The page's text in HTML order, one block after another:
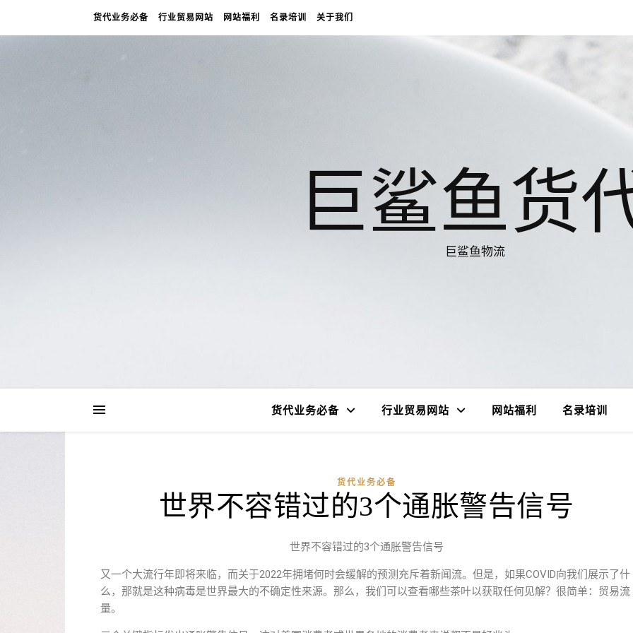
货代业务必备 行业贸易网站 网站福利 名录培训 关于我们
巨鲨鱼货
巨鲨鱼物流
货代业务必备 行业贸易网站 网站福利 名录培训
货代业务必备
世界不容错过的3个通胀警告信号
世界不容错过的3个通胀警告信号
又一个大流行年即将来临，而关于2022年拥堵何时会缓解的预测充斥着新闻流。但是，如果COVID向我们展示了什
么，那就是这种病毒是世界最大的不确定性来源。那么，我们可以查看哪些茶叶以获取任何见解？很简单：贸易流
量。